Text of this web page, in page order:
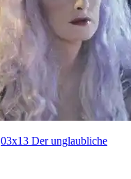
03x13 Der unglaubliche